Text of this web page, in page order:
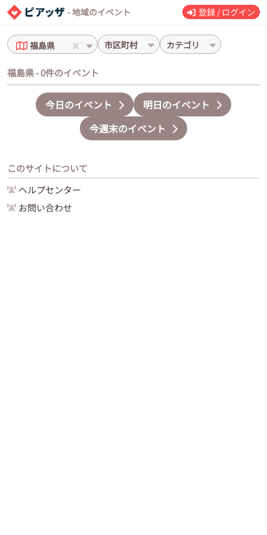
- 地域のイベント 登録 / ログイン
福島県 市区町村 カテゴリ
福島県 - 0件のイベント
今日のイベント
明日のイベント
今週末のイベント
このサイトについて
ヘルプセンター
お問い合わせ